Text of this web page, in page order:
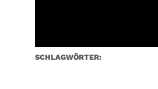
SCHLAGWÖRTER: